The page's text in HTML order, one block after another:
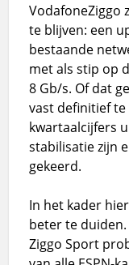
VodafoneZiggo
te blijven: een
bestaande
met als stip op
8 Gb/s. Of dat
vast definitief
kwartaalcijfers
stabilisatie zijn
gekeerd.
In het kader
beter te
Ziggo Sport